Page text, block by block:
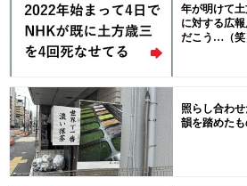
年が明けて
に対する広
だこう…（笑
照らし合わ
韻を踏めた